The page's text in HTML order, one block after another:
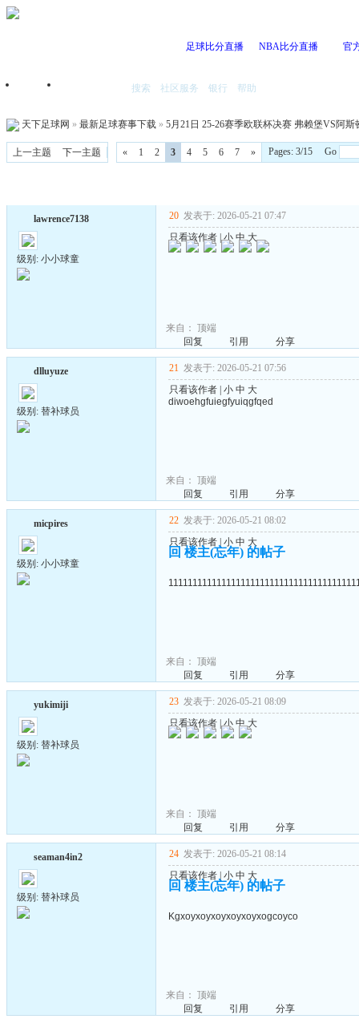
足球比分直播 NBA比分直播 官
首页 搜索 社区服务 银行 帮助
天下足球网 » 最新足球赛事下载 » 5月21日 25-26赛季欧联杯决赛 弗赖堡VS阿
上一主题 下一主题 « 1 2 3 4 5 6 7 » Pages: 3/15 Go
lawrence7138
级别: 小小球童
20 发表于: 2026-05-21 07:47
只看该作者 |小 中 大
来自： 顶端
回复
引用 分享
dlluyuze
级别: 替补球员
21 发表于: 2026-05-21 07:56
只看该作者 小 中 大
diwoehgfuiegfyuiqgfqed
来自： 顶端
回复
引用 分享
micpires
级别: 小小球童
22 发表于: 2026-05-21 08:02
只看该作者| 小 中 大
回 楼主(忘年) 的帖子
来自： 顶端
回复
引用 分享
yukimiji
级别: 替补球员
23 发表于: 2026-05-21 08:09
只看该作者 |小 中 大
来自： 顶端
回复
引用 分享
seaman4in2
级别: 替补球员
24 发表于: 2026-05-21 08:14
只看该作者| 小 中 大
回 楼主(忘年) 的帖子
Kgxoyxoyxoyxoyxoyxogcoyco
来自： 顶端
回复
引用 分享